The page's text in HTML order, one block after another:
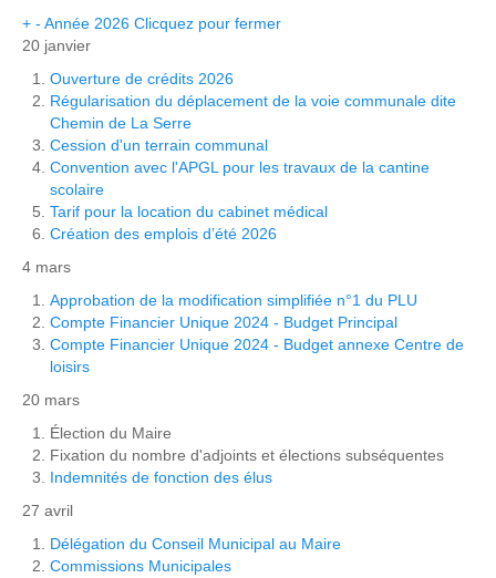
+ - Année 2026 Clicquez pour fermer
20 janvier
Ouverture de crédits 2026
Régularisation du déplacement de la voie communale dite
Chemin de La Serre
Cession d'un terrain communal
Convention avec l'APGL pour les travaux de la cantine
scolaire
Tarif pour la location du cabinet médical
Création des emplois d’été 2026
4 mars
Approbation de la modification simplifiée n°1 du PLU
Compte Financier Unique 2024 - Budget Principal
Compte Financier Unique 2024 - Budget annexe Centre de
loisirs
20 mars
Élection du Maire
Fixation du nombre d'adjoints et élections subséquentes
Indemnités de fonction des élus
27 avril
Délégation du Conseil Municipal au Maire
Commissions Municipales